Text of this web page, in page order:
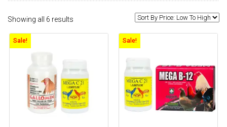
Showing all 6 results
Sale! Sale!